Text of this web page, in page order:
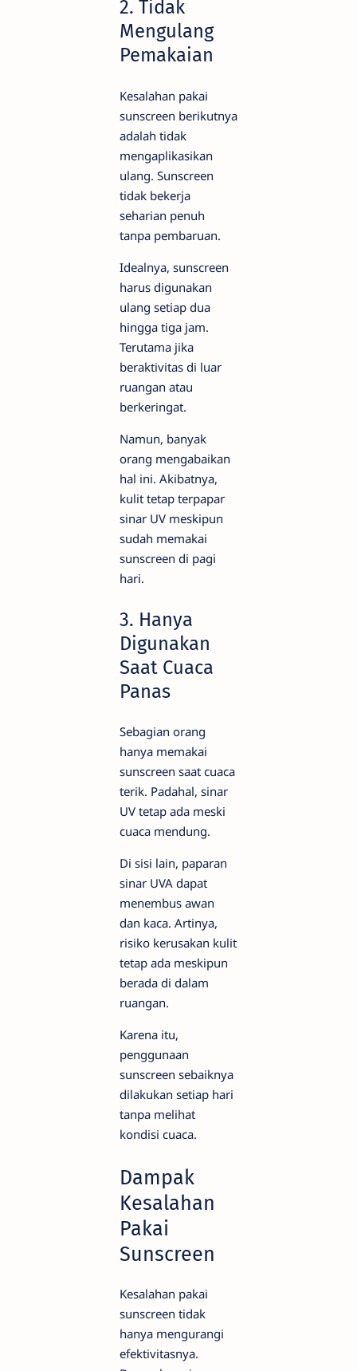
2. Tidak
Mengulang
Pemakaian
Kesalahan pakai
sunscreen berikutnya
adalah tidak
mengaplikasikan
ulang. Sunscreen
tidak bekerja
seharian penuh
tanpa pembaruan.
Idealnya, sunscreen
harus digunakan
ulang setiap dua
hingga tiga jam.
Terutama jika
beraktivitas di luar
ruangan atau
berkeringat.
Namun, banyak
orang mengabaikan
hal ini. Akibatnya,
kulit tetap terpapar
sinar UV meskipun
sudah memakai
sunscreen di pagi
hari.
3. Hanya
Digunakan
Saat Cuaca
Panas
Sebagian orang
hanya memakai
sunscreen saat cuaca
terik. Padahal, sinar
UV tetap ada meski
cuaca mendung.
Di sisi lain, paparan
sinar UVA dapat
menembus awan
dan kaca. Artinya,
risiko kerusakan kulit
tetap ada meskipun
berada di dalam
ruangan.
Karena itu,
penggunaan
sunscreen sebaiknya
dilakukan setiap hari
tanpa melihat
kondisi cuaca.
Dampak
Kesalahan
Pakai
Sunscreen
Kesalahan pakai
sunscreen tidak
hanya mengurangi
efektivitasnya.